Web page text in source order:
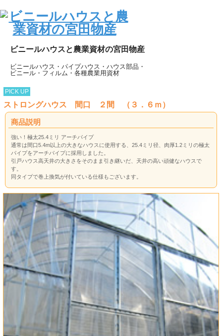
ビニールハウスと農業資材の宮田物産
ビニールハウス・パイプハウス・ハウス部品・
ビニール・フィルム・各種農業用資材
PICK UP
ストロングハウス 間口 ２間 （３．６ｍ）
商品説明
強い！極太25.4ミリ アーチパイプ
通常は間口5.4m以上の大きなハウスに使用する、25.4ミリ径、肉厚1.2ミリの極太
パイプをアーチパイプに採用しました。
引戸ハウス高天井の大きさをそのまま引き継いだ、天井の高い頑健なハウスで
す。
同タイプで巻上換気が付いている仕様もございます。